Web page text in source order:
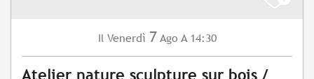
Il Venerdì 7 Ago A 14:30
Atelier nature sculpture sur bois /